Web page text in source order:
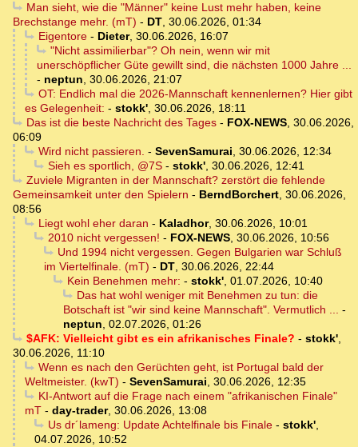
Man sieht, wie die "Männer" keine Lust mehr haben, keine
Brechstange mehr. (mT) - DT, 30.06.2026, 01:34
Eigentore- Dieter, 30.06.2026, 16:07
"Nicht assimilierbar"? Oh nein, wenn wir mit
unerschöpflicher Güte gewillt sind, die nächsten 1000 Jahre ...
- neptun, 30.06.2026, 21:07
OT: Endlich mal die 2026-Mannschaft kennenlernen? Hier gibt
es Gelegenheit: - stokk', 30.06.2026, 18:11
Das ist die beste Nachricht des Tages- FOX-NEWS, 30.06.2026,
06:09
Wird nicht passieren. - SevenSamurai, 30.06.2026, 12:34
Sieh es sportlich, @7S- stokk', 30.06.2026, 12:41
Zuviele Migranten in der Mannschaft? zerstört die fehlende
Gemeinsamkeit unter den Spielern - BerndBorchert, 30.06.2026,
08:56
Liegt wohl eher daran - Kaladhor, 30.06.2026, 10:01
2010 nicht vergessen! - FOX-NEWS, 30.06.2026, 10:56
Und 1994 nicht vergessen. Gegen Bulgarien war Schluß
im Viertelfinale. (mT) - DT, 30.06.2026, 22:44
Kein Benehmen mehr: - stokk', 01.07.2026, 10:40
Das hat wohl weniger mit Benehmen zu tun: die
Botschaft ist "wir sind keine Mannschaft". Vermutlich ... -
neptun, 02.07.2026, 01:26
$AFK: Vielleicht gibt es ein afrikanisches Finale? - stokk',
30.06.2026, 11:10
Wenn es nach den Gerüchten geht, ist Portugal bald der
Weltmeister. (kwT) - SevenSamurai, 30.06.2026, 12:35
KI-Antwort auf die Frage nach einem "afrikanischen Finale"
mT - day-trader, 30.06.2026, 13:08
Us dr´lameng: Update Achtelfinale bis Finale- stokk',
04.07.2026, 10:52